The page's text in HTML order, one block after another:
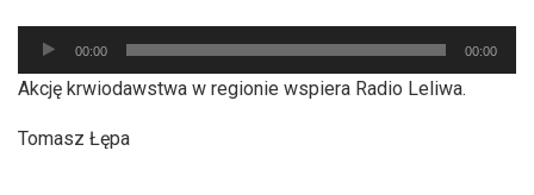
Odtwarzacz
plików
dźwiękowych
00:00 00:00
Akcję krwiodawstwa w regionie wspiera Radio Leliwa.
Tomasz Łępa